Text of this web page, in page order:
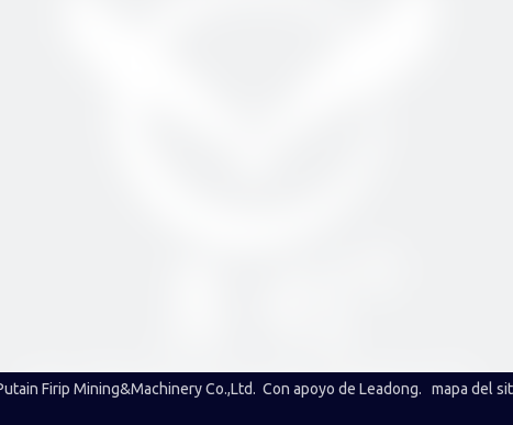
Firip Mining&Machinery Co.,Ltd. Con apoyo de Leadong. mapa del